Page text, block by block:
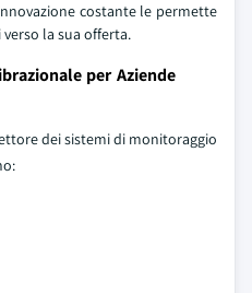
costante le permette
la sua offerta.
per Aziende
dei sistemi di monitoraggio